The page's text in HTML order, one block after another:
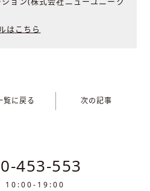
はこちら
覧に戻る 次の記事
453-553
10:00-19:00